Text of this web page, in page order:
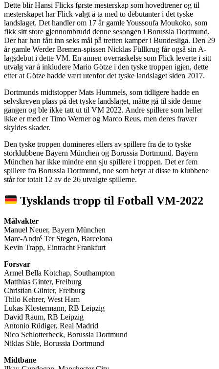
Dette blir Hansi Flicks første mesterskap som hovedtrener og til
mesterskapet har Flick valgt å ta med to debutanter i det tyske
landslaget. Det handler om 17 år gamle Youssoufa Moukoko, som
fikk sitt store gjennombrudd denne sesongen i Borussia Dortmund.
Der har han fått inn seks mål på tretten kamper i Bundesliga. Den 29
år gamle Werder Bremen-spissen Nicklas Füllkrug får også sin A-
lagsdebut i dette VM. En annen overraskelse som Flick leverte i sitt
utvalg var å inkludere Mario Götze i den tyske troppen igjen, dette
etter at Götze hadde vært utenfor det tyske landslaget siden 2017.
Dortmunds midtstopper Mats Hummels, som tidligere hadde en
selvskreven plass på det tyske landslaget, måtte gå til side denne
gangen og ble ikke tatt ut til VM 2022. Andre spillere som heller
ikke er med er Timo Werner og Marco Reus, men deres fravær
skyldes skader.
Den tyske troppen domineres ellers av spillere fra de to tyske
storklubbene Bayern München og Borussia Dortmund. Bayern
München har ikke mindre enn sju spillere i troppen. Det er fem
spillere fra Borussia Dortmund, noe som betyr at disse to klubbene
står for totalt 12 av de 26 utvalgte spillerne.
Tysklands tropp til Fotball VM-2022
Målvakter
Manuel Neuer, Bayern München
Marc-André Ter Stegen, Barcelona
Kevin Trapp, Eintracht Frankfurt
Forsvar
Armel Bella Kotchap, Southampton
Matthias Ginter, Freiburg
Christian Günter, Freiburg
Thilo Kehrer, West Ham
Lukas Klostermann, RB Leipzig
David Raum, RB Leipzig
Antonio Rüdiger, Real Madrid
Nico Schlotterbeck, Borussia Dortmund
Niklas Süle, Borussia Dortmund
Midtbane